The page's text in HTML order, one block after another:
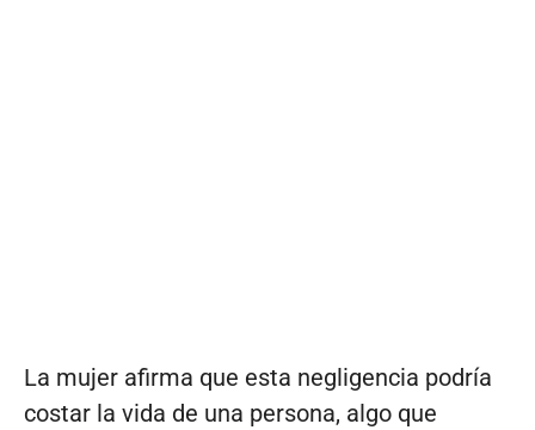
La mujer afirma que esta negligencia podría
costar la vida de una persona, algo que